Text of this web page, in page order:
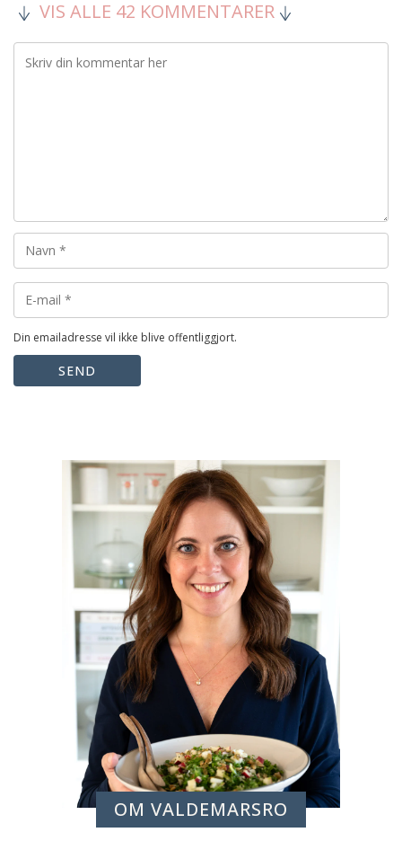
VIS ALLE 42 KOMMENTARER
Din emailadresse vil ikke blive offentliggjort.
SEND
OM VALDEMARSRO